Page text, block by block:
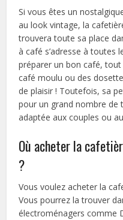
Si vous êtes un
au look vintage, la
trouvera toute sa place
à café s’adresse à toutes
préparer un bon café, tout
café moulu ou des
de plaisir ! Toutefois, sa
pour un grand nombre de
adaptée aux couples ou
Où acheter la
?
Vous voulez acheter la
Vous pourrez la trouver
électroménagers comme